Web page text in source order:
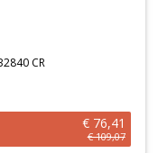
CR
€ 76,41
€ 109,07